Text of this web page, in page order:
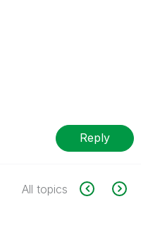
Reply
All topics